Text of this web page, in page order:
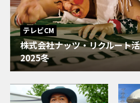
テレビCM
株式会社ナッツ・リクルート
2025冬